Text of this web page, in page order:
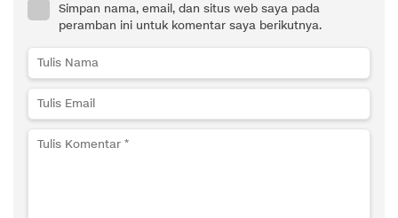
Simpan nama, email, dan situs web saya pada
peramban ini untuk komentar saya berikutnya.